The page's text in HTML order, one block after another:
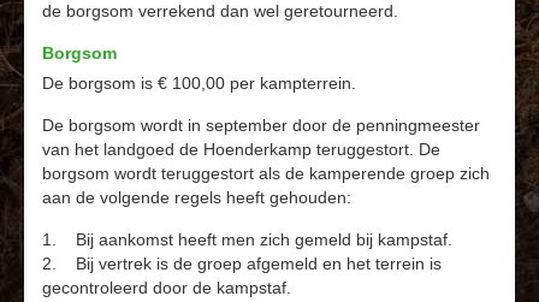
de borgsom verrekend dan wel geretourneerd.
Borgsom
De borgsom is € 100,00 per kampterrein.
De borgsom wordt in september door de penningmeester
van het landgoed de Hoenderkamp teruggestort. De
borgsom wordt teruggestort als de kamperende groep zich
aan de volgende regels heeft gehouden:
1. Bij aankomst heeft men zich gemeld bij kampstaf.
2. Bij vertrek is de groep afgemeld en het terrein is
gecontroleerd door de kampstaf.